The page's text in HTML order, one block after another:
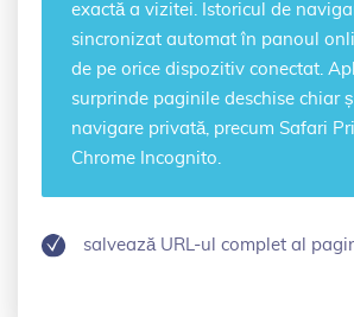
exactă a vizitei. Istoricul de
sincronizat automat în panoul
de pe orice dispozitiv conectat.
surprinde paginile deschise chiar
navigare privată, precum Safari
Chrome Incognito.
salvează URL-ul complet al